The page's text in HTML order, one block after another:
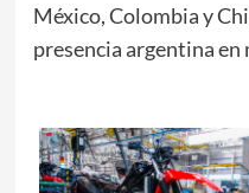
México, Colombia y
presencia argentina